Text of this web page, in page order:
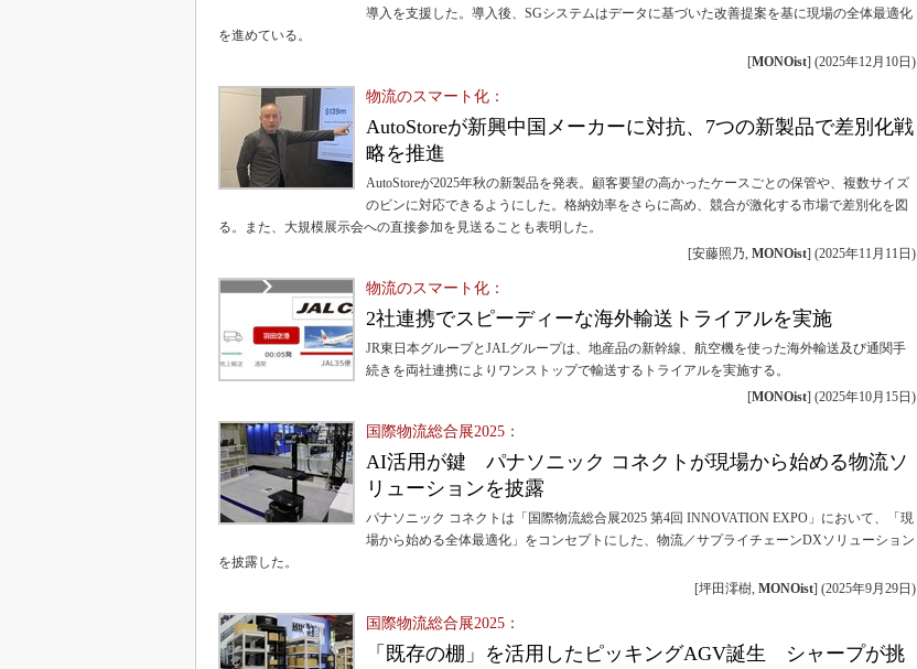
イノベーション
製造業ビッグデータ
植物工場
海外生産
制御セキュリティ
導入を支援した。導入後、SGシステムはデータに基づいた改善提案を基に現場の全体最適化
を進めている。
[MONOist] (2025年12月10日 )
物流のスマート化：
AutoStoreが新興中国メーカーに対抗、7つの新製品で差別化戦
略を推進
AutoStoreが2025年秋の新製品を発表。顧客要望の高かったケースごとの保管や、複数サイズ
のビンに対応できるようにした。格納効率をさらに高め、競合が激化する市場で差別化を図
る。また、大規模展示会への直接参加を見送ることも表明した。
[安藤照乃, MONOist] (2025年11月11日 )
物流のスマート化：
2社連携でスピーディーな海外輸送トライアルを実施
JR東日本グループとJALグループは、地産品の新幹線、航空機を使った海外輸送及び通関手
続きを両社連携によりワンストップで輸送するトライアルを実施する。
[MONOist] (2025年10月15日 )
国際物流総合展2025：
AI活用が鍵 パナソニック コネクトが現場から始める物流ソ
リューションを披露
パナソニック コネクトは「国際物流総合展2025 第4回 INNOVATION EXPO」において、「現
場から始める全体最適化」をコンセプトにした、物流／サプライチェーンDXソリューション
を披露した。
[坪田澪樹, MONOist] (2025年9月29日 )
国際物流総合展2025：
「既存の棚」を活用したピッキングAGV誕生 シャープが挑